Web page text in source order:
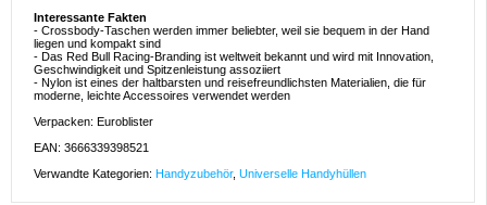
Interessante Fakten
- Crossbody-Taschen werden immer beliebter, weil sie bequem in der Hand
liegen und kompakt sind
- Das Red Bull Racing-Branding ist weltweit bekannt und wird mit Innovation,
Geschwindigkeit und Spitzenleistung assoziiert
- Nylon ist eines der haltbarsten und reisefreundlichsten Materialien, die für
moderne, leichte Accessoires verwendet werden
Verpacken: Euroblister
EAN: 3666339398521
Verwandte Kategorien: Handyzubehör, Universelle Handyhüllen